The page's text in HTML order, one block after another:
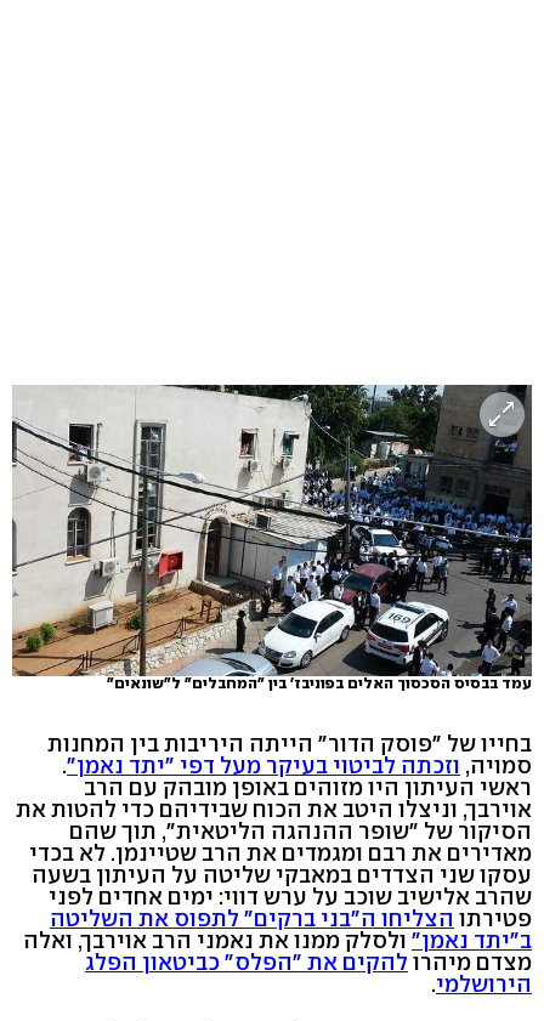
עמד בבסיס הסכסוך האלים בפוניבז' בין "המחבלים" ל"שונאים"
בחייו של "פוסק הדור" הייתה היריבות בין המחנות
סמויה, וזכתה לביטוי בעיקר מעל דפי "יתד נאמן".
ראשי העיתון היו מזוהים באופן מובהק עם הרב
אוירבך, וניצלו היטב את הכוח שבידיהם כדי להטות את
הסיקור של "שופר ההנהגה הליטאית", תוך שהם
מאדירים את רבם ומגמדים את הרב שטיינמן. לא בכדי
עסקו שני הצדדים במאבקי שליטה על העיתון בשעה
שהרב אלישיב שוכב על ערש דווי: ימים אחדים לפני
פטירתו הצליחו ה"בני ברקים" לתפוס את השליטה
ב"יתד נאמן" ולסלק ממנו את נאמני הרב אוירבך, ואלה
מצדם מיהרו להקים את "הפלס" כביטאון הפלג
הירושלמי.